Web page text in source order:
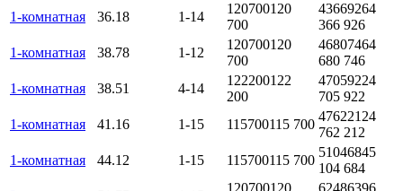
1-комнатная
36.18 1-14
120700120
700
43669264
366 926
1-комнатная
38.78 1-12
120700120
700
46807464
680 746
1-комнатная
38.51 4-14
122200122
200
47059224
705 922
1-комнатная
41.16 1-15 115700115 700
47622124
762 212
1-комнатная
44.12 1-15 115700115 700
51046845
104 684